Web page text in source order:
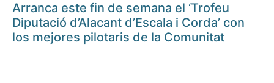
Arranca este fin de semana el ‘Trofeu
Diputació d’Alacant d’Escala i Corda’ con
los mejores pilotaris de la Comunitat